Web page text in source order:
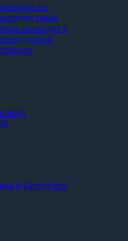
по
грыж
проводят в
в Оренбурге